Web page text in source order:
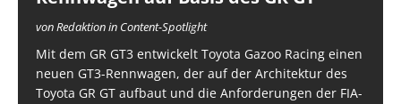
von Redaktion in Content-Spotlight
Mit dem GR GT3 entwickelt Toyota Gazoo Racing einen
neuen GT3-Rennwagen, der auf der Architektur des
Toyota GR GT aufbaut und die Anforderungen der FIA-